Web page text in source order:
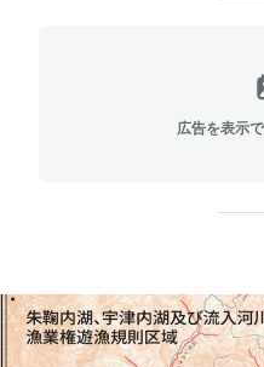
広告を表示